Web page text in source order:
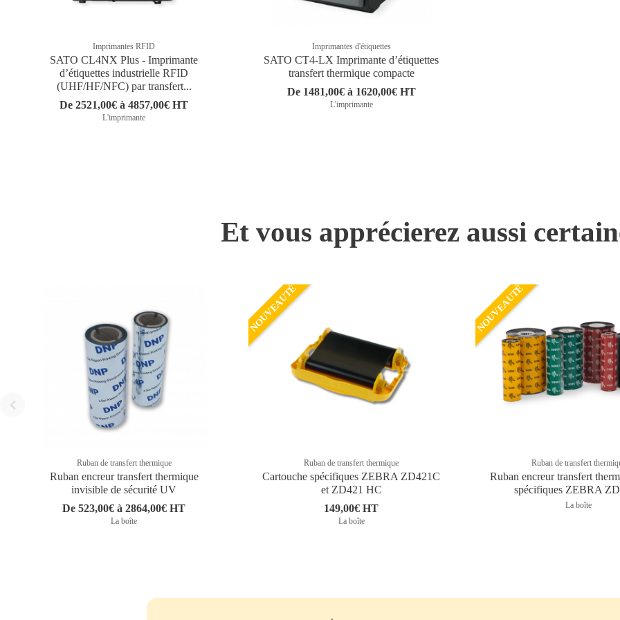
Imprimantes RFID
SATO CL4NX Plus - Imprimante
d’étiquettes industrielle RFID
(UHF/HF/NFC) par transfert...
De 2521,00€ à 4857,00€ HT
L'imprimante
Imprimantes d'étiquettes
SATO CT4-LX Imprimante dʼétiquettes
transfert thermique compacte
De 1481,00€ à 1620,00€ HT
L'imprimante
Et vous apprécierez aussi
Ruban de transfert thermique
Ruban encreur transfert thermique
invisible de sécurité UV
De 523,00€ à 2864,00€ HT
La boîte
NOUVEAUTÉ
Ruban de transfert thermique
Cartouche spécifiques ZEBRA ZD421C
et ZD421 HC
149,00€ HT
La boîte
NOUVEAUTÉ
Ruban de transfert
Ruban encreur transfert
spécifiques ZEBRA
La boîte